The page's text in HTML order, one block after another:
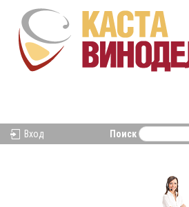
Вход Поиск